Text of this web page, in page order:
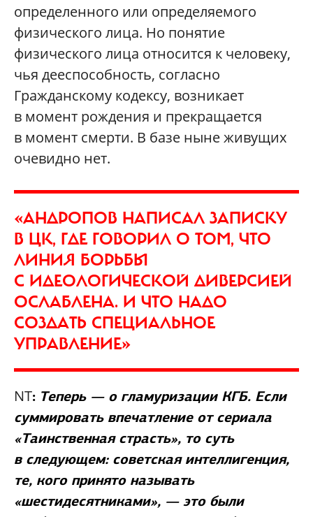
определенного или определяемого
физического лица. Но понятие
физического лица относится к человеку,
чья дееспособность, согласно
Гражданскому кодексу, возникает
в момент рождения и прекращается
в момент смерти. В базе ныне живущих
очевидно нет.
«АНДРОПОВ НАПИСАЛ ЗАПИСКУ
В ЦК, ГДЕ ГОВОРИЛ О ТОМ, ЧТО
ЛИНИЯ БОРЬБЫ
С ИДЕОЛОГИЧЕСКОЙ ДИВЕРСИЕЙ
ОСЛАБЛЕНА. И ЧТО НАДО
СОЗДАТЬ СПЕЦИАЛЬНОЕ
УПРАВЛЕНИЕ»
NT: Теперь — о гламуризации КГБ. Если
суммировать впечатление от сериала
«Таинственная страсть», то суть
в следующем: советская интеллигенция,
те, кого принято называть
«шестидесятниками», — это были